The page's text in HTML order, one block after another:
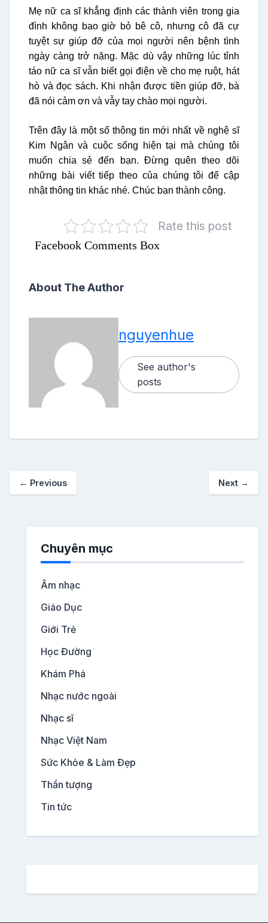
Mẹ nữ ca sĩ khẳng định các thành viên trong gia
đình không bao giờ bỏ bê cô, nhưng cô đã cự
tuyệt sự giúp đỡ của mọi người nên bệnh tình
ngày càng trở nặng. Mặc dù vậy những lúc tỉnh
táo nữ ca sĩ vẫn biết gọi điện về cho mẹ ruột, hát
hò và đọc sách. Khi nhận được tiền giúp đỡ, bà
đã nói cảm ơn và vẫy tay chào mọi người.
Trên đây là một số thông tin mới nhất về nghệ sĩ
Kim Ngân và cuộc sống hiện tại mà chúng tôi
muốn chia sẻ đến bạn. Đừng quên theo dõi
những bài viết tiếp theo của chúng tôi để cập
nhật thông tin khác nhé. Chúc bạn thành công.
Rate this post
Facebook Comments Box
About The Author
nguyenhue
See author's
posts
← Previous Next →
Chuyên mục
Âm nhạc
Giáo Dục
Giới Trẻ
Học Đường
Khám Phá
Nhạc nước ngoài
Nhạc sĩ
Nhạc Việt Nam
Sức Khỏe & Làm Đẹp
Thần tượng
Tin tức